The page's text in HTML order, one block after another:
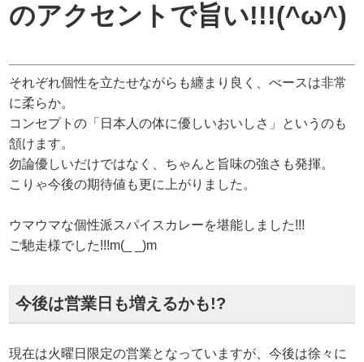
のアクセントで旨い!!!(^ω^)
それぞれ個性を立たせながらも纏まり良く、べースは非常
に柔らか。
コンセプトの「日本人の体に優しいおいしさ」というのも
頷けます。
勿論優しいだけではなく、ちゃんと旨味の強さも発揮。
こりゃ今後の期待値も更に上がりました。
ウマウマな個性派スパイスカレーを堪能しました!!!
ご馳走様でした!!!m(_ _)m
今後は営業日も増えるかも!?
現在は火曜日限定の営業となっていますが、今後は徐々に